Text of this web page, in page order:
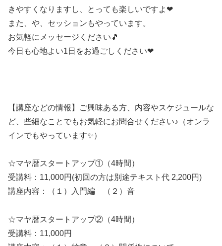
きやすくなりますし、とっても楽しいですよ❤
また、や、セッションもやっています。
お気軽にメッセージください🎵
今日も心地よい1日をお過ごしください❤
【講座などの情報】ご興味ある方、内容やスケジュールな
ど、些細なことでもお気軽にお問合せください♪（オンラ
インでもやっています✨）
☆マヤ暦スタートアップ①（4時間）
受講料：11,000円(初回の方は別途テキスト代 2,200円)
講座内容：（１）入門編 （２）音
☆マヤ暦スタートアップ②（4時間）
受講料：11,000円